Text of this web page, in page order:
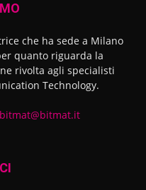
che ha sede a Milano
quanto riguarda la
rivolta agli specialisti
Technology.